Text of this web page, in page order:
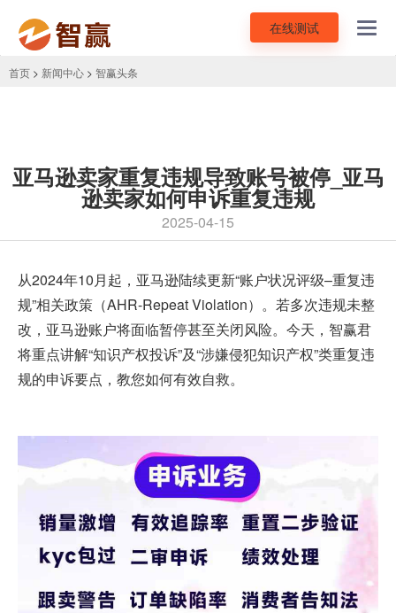
在线测试
首页 > 新闻中心 > 智赢头条
亚马逊卖家重复违规导致账号被停_亚马
逊卖家如何申诉重复违规
2025-04-15
从2024年10月起，亚马逊陆续更新“账户状况评级–重复违
规”相关政策（AHR-Repeat Violation）。若多次违规未整
改，亚马逊账户将面临暂停甚至关闭风险。今天，智赢君
将重点讲解“知识产权投诉”及“涉嫌侵犯知识产权”类重复违
规的申诉要点，教您如何有效自救。